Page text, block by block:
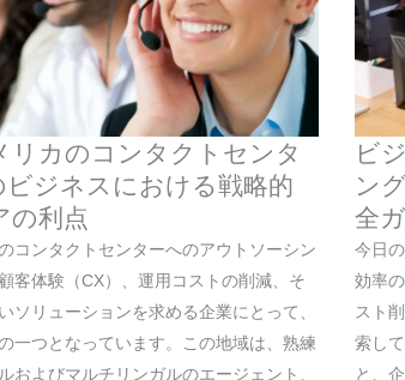
リカのコンタクトセンタ
ビジネスにおける戦略的
の利点
コンタクトセンターへのアウトソーシン
客体験（CX）、運用コストの削減、そ
ソリューションを求める企業にとって、
一つとなっています。この地域は、熟練
およびマルチリンガルのエージェント、
ビ
ン
全
今日
効率
スト
索し
と、